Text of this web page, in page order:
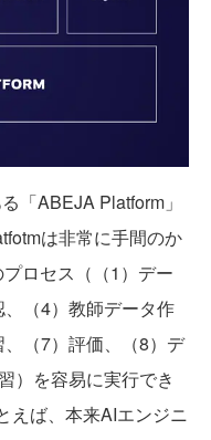
「ABEJA Platform」
は非常に手間のか
ロセス（（1）デー
（4）教師データ作
（7）評価、（8）デ
）を容易に実行でき
えば、本来AIエンジニ